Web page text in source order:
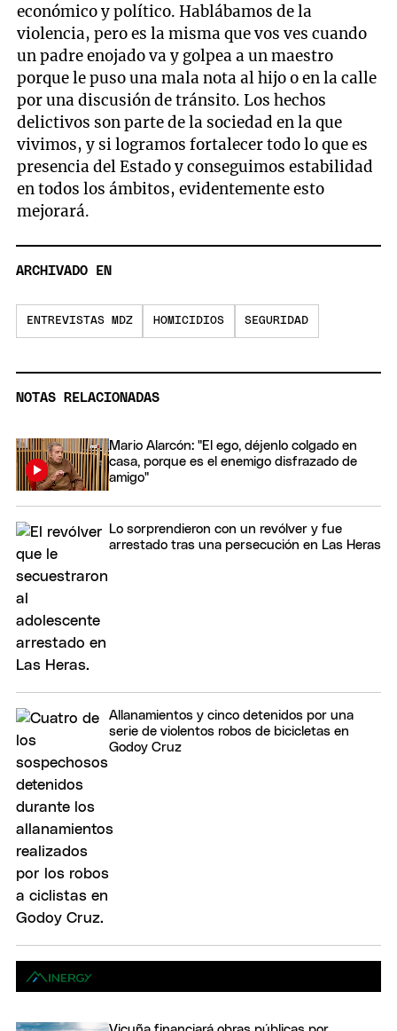
económico y político. Hablábamos de la
violencia, pero es la misma que vos ves cuando
un padre enojado va y golpea a un maestro
porque le puso una mala nota al hijo o en la calle
por una discusión de tránsito. Los hechos
delictivos son parte de la sociedad en la que
vivimos, y si logramos fortalecer todo lo que es
presencia del Estado y conseguimos estabilidad
en todos los ámbitos, evidentemente esto
mejorará.
ARCHIVADO EN
ENTREVISTAS MDZ HOMICIDIOS SEGURIDAD
NOTAS RELACIONADAS
Mario Alarcón: "El ego, déjenlo colgado en
casa, porque es el enemigo disfrazado de
amigo"
Lo sorprendieron con un revólver y fue
arrestado tras una persecución en Las Heras
Allanamientos y cinco detenidos por una
serie de violentos robos de bicicletas en
Godoy Cruz